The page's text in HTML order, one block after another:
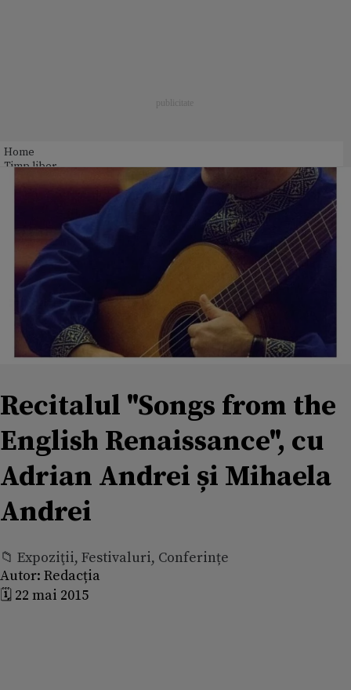
Home
Timp liber
Recitalul "Songs from the
English Renaissance", cu
Adrian Andrei și Mihaela
Andrei
📁 Expoziţii, Festivaluri, Conferințe
Autor: Redacția
🗓️ 22 mai 2015